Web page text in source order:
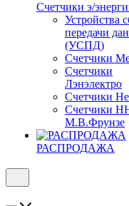
Счетчики э/
Устройства
передачи
(УСПД)
Счетчики
Счетчики
Лэнэлектро
Счетчики
Счетчики
М.В.Фрунзе
РАСПРОДАЖА